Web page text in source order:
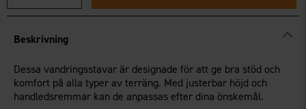
Beskrivning
Dessa vandringsstavar är designade för att ge bra stöd och
komfort på alla typer av terräng. Med justerbar höjd och
handledsremmar kan de anpassas efter dina önskemål.